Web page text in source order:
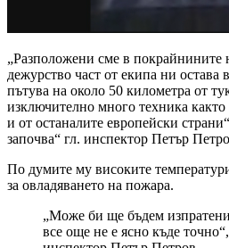
„Разположени сме в
дежурство част от екипа ни остава
пътува на около 50 километра от
изключително много техника както
и от останалите европейски
започва“ гл. инспектор Петър
По думите му високите
за овладяването на пожара.
„Може би ще бъдем
все още не е ясно къде